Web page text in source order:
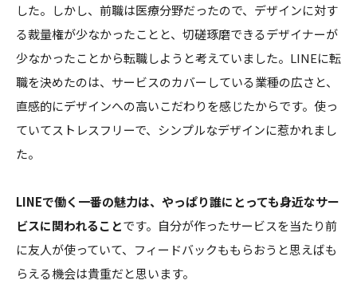
した。しかし、前職は医療分野だったので、デザインに対す
る裁量権が少なかったことと、切磋琢磨できるデザイナーが
少なかったことから転職しようと考えていました。LINEに転
職を決めたのは、サービスのカバーしている業種の広さと、
直感的にデザインへの高いこだわりを感じたからです。使っ
ていてストレスフリーで、シンプルなデザインに惹かれまし
た。
LINEで働く一番の魅力は、やっぱり誰にとっても身近なサー
ビスに関われることです。自分が作ったサービスを当たり前
に友人が使っていて、フィードバックももらおうと思えばも
らえる機会は貴重だと思います。